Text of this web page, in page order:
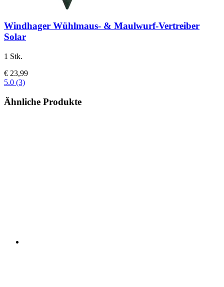
Windhager Wühlmaus-​ & Maulwurf-​Vertreiber
Solar
1 Stk.
€ 23,99
5.0 (3)
Ähnliche Produkte